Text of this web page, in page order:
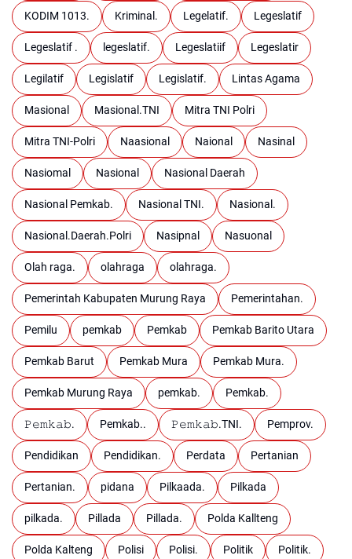
KODIM 1013. Kriminal. Legelatif. Legeslatif
Legeslatif . legeslatif. Legeslatiif Legeslatir
Legilatif Legislatif Legislatif. Lintas Agama
Masional Masional.TNI Mitra TNI Polri
Mitra TNI-Polri Naasional Naional Nasinal
Nasiomal Nasional Nasional Daerah
Nasional Pemkab. Nasional TNI. Nasional.
Nasional.Daerah.Polri Nasipnal Nasuonal
Olah raga. olahraga olahraga.
Pemerintah Kabupaten Murung Raya Pemerintahan.
Pemilu pemkab Pemkab Pemkab Barito Utara
Pemkab Barut Pemkab Mura Pemkab Mura.
Pemkab Murung Raya pemkab. Pemkab.
𝙿𝚎𝚖𝚔𝚊𝚋. Pemkab.. 𝙿𝚎𝚖𝚔𝚊𝚋.TNI. Pemprov.
Pendidikan Pendidikan. Perdata Pertanian
Pertanian. pidana Pilkaada. Pilkada
pilkada. Pillada Pillada. Polda Kallteng
Polda Kalteng Polisi Polisi. Politik Politik.